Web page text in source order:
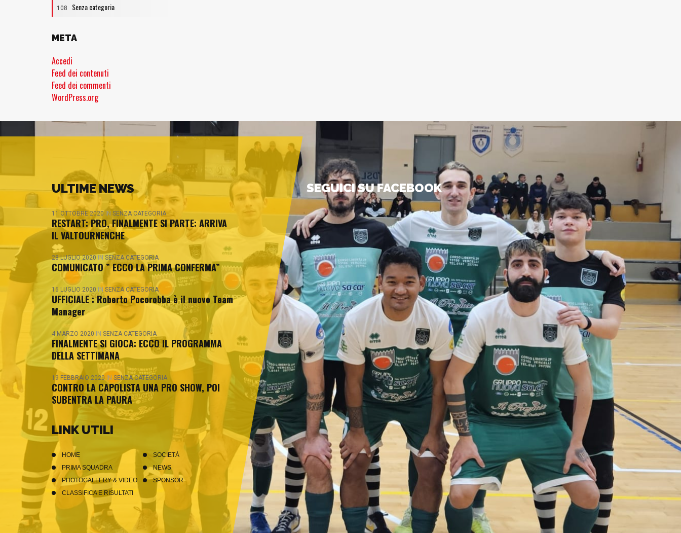
108 Senza categoria
META
Accedi
Feed dei contenuti
Feed dei commenti
WordPress.org
ULTIME NEWS
11 OTTOBRE 2020 IN SENZA CATEGORIA
RESTART: PRO, FINALMENTE SI PARTE: ARRIVA
IL VALTOURNENCHE
28 LUGLIO 2020 IN SENZA CATEGORIA
COMUNICATO ” ECCO LA PRIMA CONFERMA”
16 LUGLIO 2020 IN SENZA CATEGORIA
UFFICIALE : Roberto Pocorobba è il nuovo Team
Manager
4 MARZO 2020 IN SENZA CATEGORIA
FINALMENTE SI GIOCA: ECCO IL PROGRAMMA
DELLA SETTIMANA
19 FEBBRAIO 2020 IN SENZA CATEGORIA
CONTRO LA CAPOLISTA UNA PRO SHOW, POI
SUBENTRA LA PAURA
LINK UTILI
HOME
SOCIETÀ
PRIMA SQUADRA
NEWS
PHOTOGALLERY & VIDEO
SPONSOR
CLASSIFICA E RISULTATI
SEGUICI SU FACEBOOK